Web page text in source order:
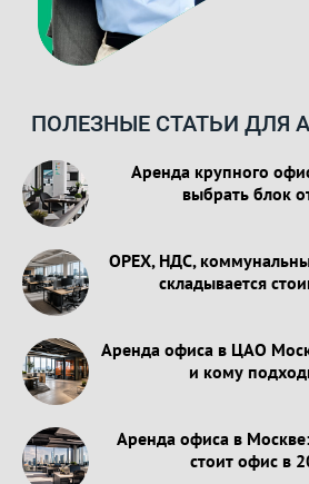
ПОЛЕЗНЫЕ СТАТЬИ ДЛЯ
Аренда крупного
выбрать блок
OPEX, НДС,
складывается
Аренда офиса в ЦАО
и кому
Аренда офиса в
стоит офис в